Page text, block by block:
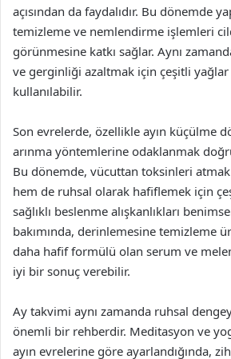
açısından da faydalıdır. Bu dönemde
temizleme ve nemlendirme işlemleri
görünmesine katkı sağlar. Aynı
ve gerginliği azaltmak için çeşitli
kullanılabilir.
Son evrelerde, özellikle ayın küçülme
arınma yöntemlerine odaklanmak
Bu dönemde, vücuttan toksinleri
hem de ruhsal olarak hafiflemek için
sağlıklı beslenme alışkanlıkları
bakımında, derinlemesine temizleme
daha hafif formülü olan serum ve
iyi bir sonuç verebilir.
Ay takvimi aynı zamanda ruhsal
önemli bir rehberdir. Meditasyon ve
ayın evrelerine göre ayarlandığında,